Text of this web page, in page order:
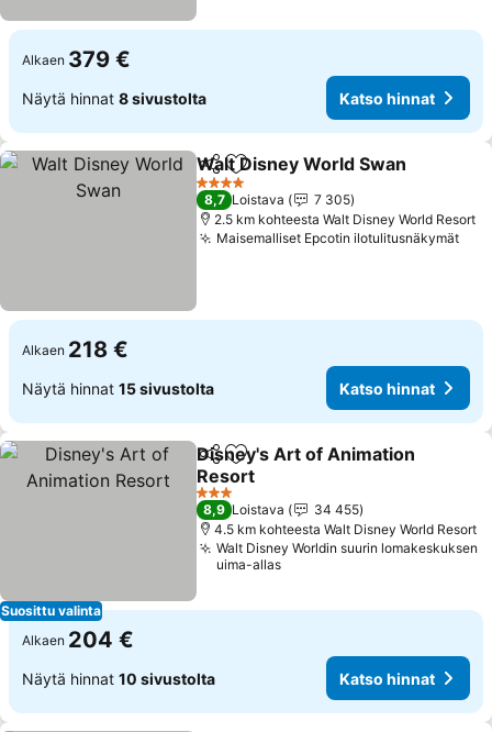
Alkaen 379 €
Näytä hinnat 8 sivustolta Katso hinnat
Jaa Lisää suosikkeihin
Walt Disney World Swan
4 Tähtiluokitus
8,7 Loistava
7 305
2.5 km kohteesta Walt Disney World Resort
Maisemalliset Epcotin ilotulitusnäkymät
Alkaen 218 €
Näytä hinnat 15 sivustolta Katso hinnat
Suosittu valinta
Jaa Lisää suosikkeihin
Disney's Art of Animation
Resort
Katso hinnat
3 Tähtiluokitus
8,9 Loistava
34 455
4.5 km kohteesta Walt Disney World Resort
Walt Disney Worldin suurin lomakeskuksen
uima-allas
Alkaen 204 €
Näytä hinnat 10 sivustolta Katso hinnat